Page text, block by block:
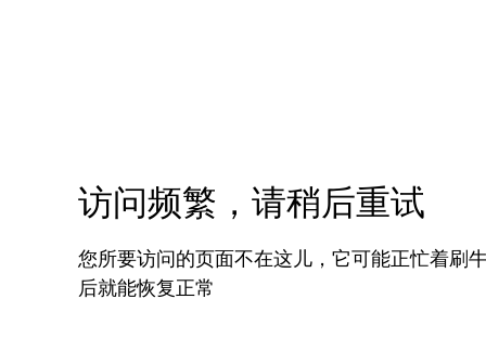
访问频繁，请稍后重试
您所要访问的页面不在这儿，它可能正忙着刷
后就能恢复正常